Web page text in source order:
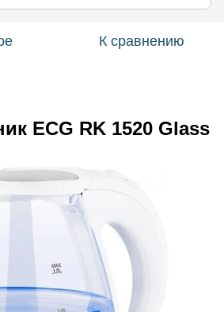
К сравнению
ECG RK 1520 Glass